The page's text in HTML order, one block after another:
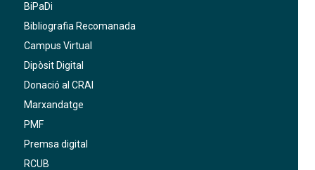
BiPaDi
Bibliografia Recomanada
Campus Virtual
Dipòsit Digital
Donació al CRAI
Marxandatge
PMF
Premsa digital
RCUB